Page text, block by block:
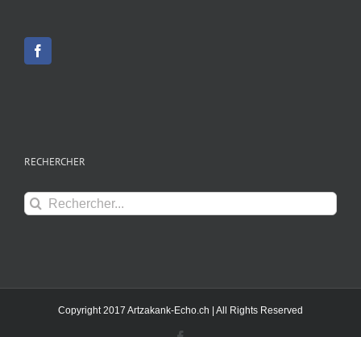
RECHERCHER
Rechercher:
Copyright 2017 Artzakank-Echo.ch | All Rights Reserved